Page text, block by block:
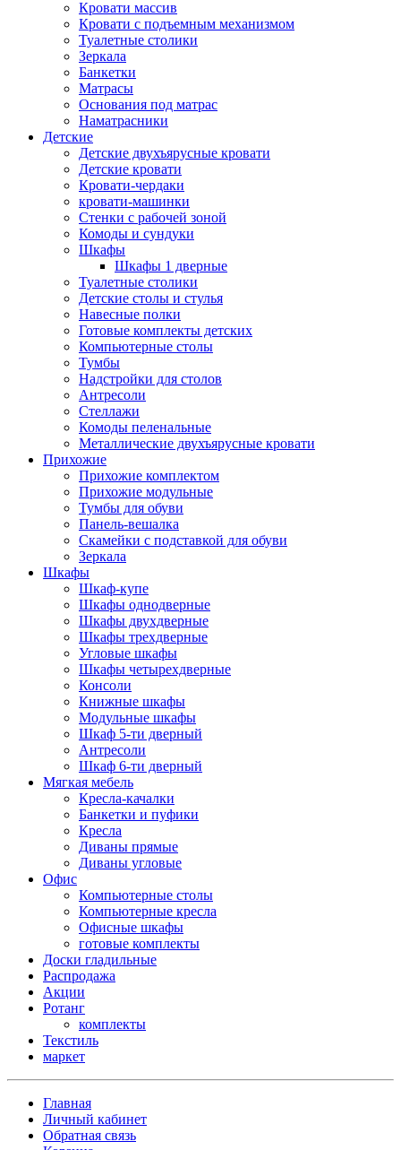
Кровати массив
Кровати с подъемным механизмом
Туалетные столики
Зеркала
Банкетки
Матрасы
Основания под матрас
Наматрасники
Детские
Детские двухъярусные кровати
Детские кровати
Кровати-чердаки
кровати-машинки
Стенки с рабочей зоной
Комоды и сундуки
Шкафы
Шкафы 1 дверные
Туалетные столики
Детские столы и стулья
Навесные полки
Готовые комплекты детских
Компьютерные столы
Тумбы
Надстройки для столов
Антресоли
Стеллажи
Комоды пеленальные
Металлические двухъярусные кровати
Прихожие
Прихожие комплектом
Прихожие модульные
Тумбы для обуви
Панель-вешалка
Скамейки с подставкой для обуви
Зеркала
Шкафы
Шкаф-купе
Шкафы однодверные
Шкафы двухдверные
Шкафы трехдверные
Угловые шкафы
Шкафы четырехдверные
Консоли
Книжные шкафы
Модульные шкафы
Шкаф 5-ти дверный
Антресоли
Шкаф 6-ти дверный
Мягкая мебель
Кресла-качалки
Банкетки и пуфики
Кресла
Диваны прямые
Диваны угловые
Офис
Компьютерные столы
Компьютерные кресла
Офисные шкафы
готовые комплекты
Доски гладильные
Распродажа
Акции
Ротанг
комплекты
Текстиль
маркет
Главная
Личный кабинет
Обратная связь